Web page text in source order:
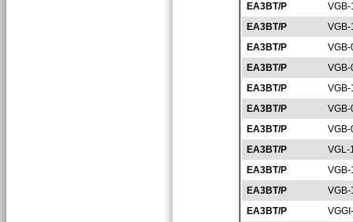
EA3BT/P
EA3BT/P
EA3BT/P
EA3BT/P
EA3BT/P
EA3BT/P
EA3BT/P
EA3BT/P
VGL-
EA3BT/P
EA3BT/P
EA3BT/P